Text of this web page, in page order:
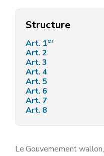
Structure
Art. 1er
Art. 2
Art. 3
Art. 4
Art. 5
Art. 6
Art. 7
Art. 8
Le Gouvernement wallon,